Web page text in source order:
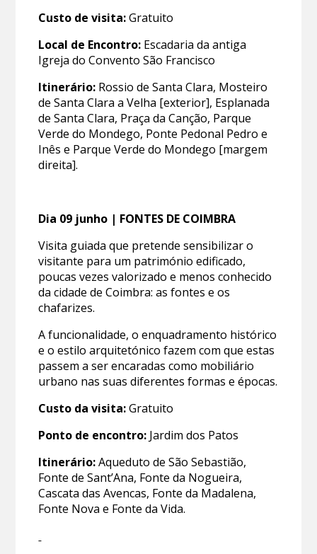
Custo de visita:Gratuito
Local de Encontro: Escadaria da antiga
Igreja do Convento São Francisco
Itinerário: Rossio de Santa Clara, Mosteiro
de Santa Clara a Velha [exterior], Esplanada
de Santa Clara, Praça da Canção, Parque
Verde do Mondego, Ponte Pedonal Pedro e
Inês e Parque Verde do Mondego [margem
direita].
Dia 09 junho | FONTES DE COIMBRA
Visita guiada que pretende sensibilizar o
visitante para um património edificado,
poucas vezes valorizado e menos conhecido
da cidade de Coimbra: as fontes e os
chafarizes.
A funcionalidade, o enquadramento histórico
e o estilo arquitetónico fazem com que estas
passem a ser encaradas como mobiliário
urbano nas suas diferentes formas e épocas.
Custo da visita:Gratuito
Ponto de encontro: Jardim dos Patos
Itinerário:Aqueduto de São Sebastião,
Fonte de Sant’Ana, Fonte da Nogueira,
Cascata das Avencas, Fonte da Madalena,
Fonte Nova e Fonte da Vida.